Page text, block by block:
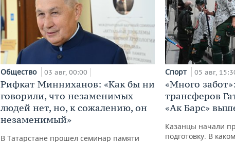
Общество 03 авг, 00:00
Рифкат Минниханов: «Как бы ни
говорили, что незаменимых
людей нет, но, к сожалению, он
незаменимый»
В Татарстане прошел семинар памяти
Спорт 05 авг,
«Много
трансферов
«Ак Барс»
Казанцы начали
подготовку. В